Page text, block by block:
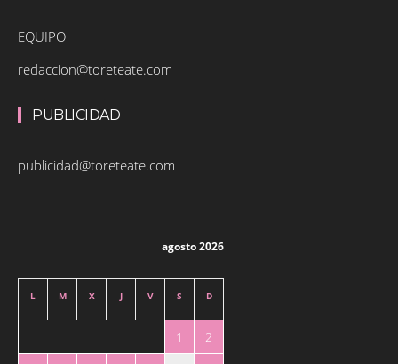
EQUIPO
redaccion@toreteate.com
PUBLICIDAD
publicidad@toreteate.com
agosto 2026
L M X J V S D
1
2